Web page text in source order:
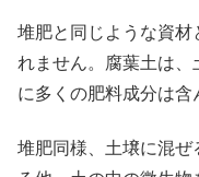
堆肥と同じような資材
れません。腐葉土は、
に多くの肥料成分は含
堆肥同様、土壌に混